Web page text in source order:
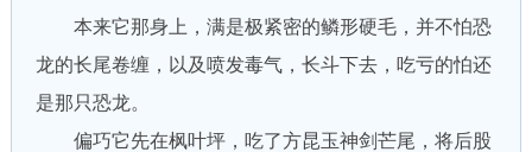
本来它那身上，满是极紧密的鳞形硬毛，并不怕恐
龙的长尾卷缠，以及喷发毒气，长斗下去，吃亏的怕还
是那只恐龙。
偏巧它先在枫叶坪，吃了方昆玉神剑芒尾，将后股